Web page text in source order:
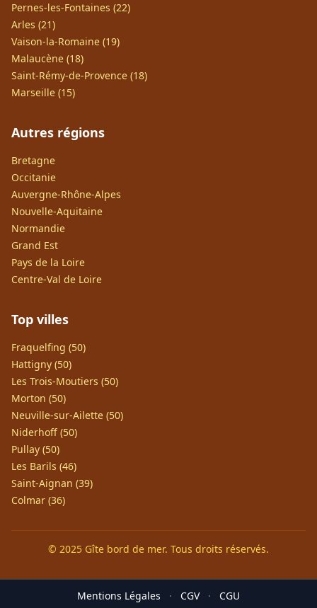
Pernes-les-Fontaines (22)
Arles (21)
Vaison-la-Romaine (19)
Malaucène (18)
Saint-Rémy-de-Provence (18)
Marseille (15)
Autres régions
Bretagne
Occitanie
Auvergne-Rhône-Alpes
Nouvelle-Aquitaine
Normandie
Grand Est
Pays de la Loire
Centre-Val de Loire
Top villes
Fraquelfing (50)
Hattigny (50)
Les Trois-Moutiers (50)
Morton (50)
Neuville-sur-Ailette (50)
Niderhoff (50)
Pullay (50)
Les Barils (46)
Saint-Aignan (39)
Colmar (36)
© 2025 Gîte bord de mer. Tous droits réservés.
Mentions Légales · CGV · CGU